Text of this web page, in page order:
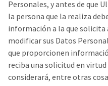
Personales, y antes de que
la persona que la realiza
información a la que solicita
modificar sus Datos
que proporcionen
reciba una solicitud en
considerará, entre otras